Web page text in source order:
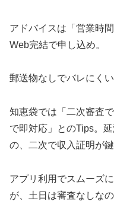
アドバイスは「営業時
Web完結で申し込め。
郵送物なしでバレにくい
知恵袋では「二次審査
で即対応」とのTips。
の、二次で収入証明が鍵
アプリ利用でスムーズ
が、土日は審査なしな